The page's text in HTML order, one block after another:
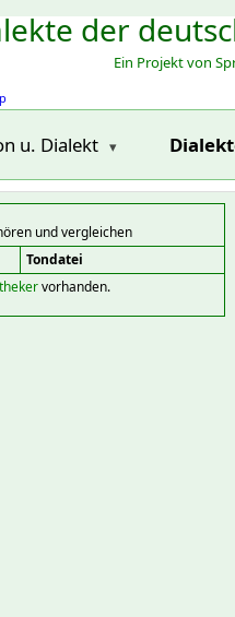
der
Ein Projekt von
u. Dialekt
und vergleichen
Tondatei
vorhanden.